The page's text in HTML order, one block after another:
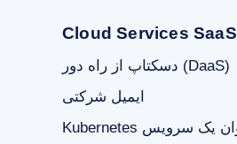
Cloud Services SaaS
دسکتاپ از راه دور (DaaS)
ایمیل شرکتی